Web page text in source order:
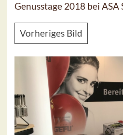
Genusstage 2018 bei ASA
Vorheriges Bild